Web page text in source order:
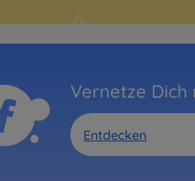
Vernetze Dich
Entdecken